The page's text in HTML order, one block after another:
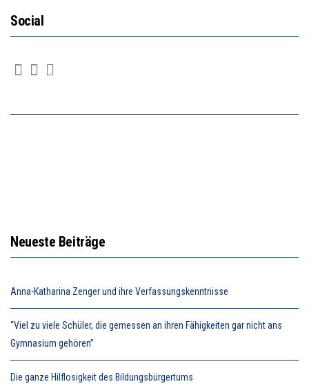
Social
Neueste Beiträge
Anna-Katharina Zenger und ihre Verfassungskenntnisse
“Viel zu viele Schüler, die gemessen an ihren Fähigkeiten gar nicht ans
Gymnasium gehören”
Die ganze Hilflosigkeit des Bildungsbürgertums